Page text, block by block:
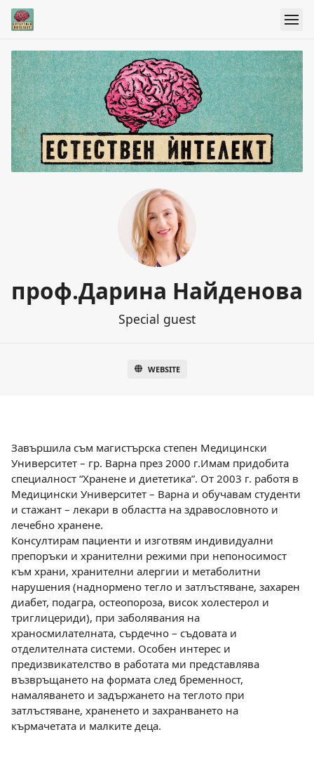
проф.Дарина Найденова
Special guest
WEBSITE
Завършила съм магистърска степен Медицински
Университет – гр. Варна през 2000 г.Имам придобита
специалност “Хранене и диететика”. От 2003 г. работя в
Медицински Университет – Варна и обучавам студенти
и стажант – лекари в областта на здравословното и
лечебно хранене.
Консултирам пациенти и изготвям индивидуални
препоръки и хранителни режими при непоносимост
към храни, хранителни алергии и метаболитни
нарушения (наднормено тегло и затлъстяване, захарен
диабет, подагра, остеопороза, висок холестерол и
триглицериди), при заболявания на
храносмилателната, сърдечно – съдовата и
отделителната системи. Особен интерес и
предизвикателство в работата ми представлява
възвръщането на формата след бременност,
намаляването и задържането на теглото при
затлъстяване, храненето и захранването на
кърмачетата и малките деца.